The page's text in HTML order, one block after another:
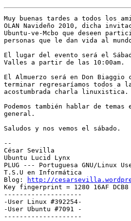
Muy buenas tardes a todos los
OLAN Navideño 2010, dicha
Ubuntu-ve-Mcbo que deseen
personas que le dan vida al
El lugar del evento será el
Valles a partir de las 10:00am.
El Almuerzo será en Don
terminar regresaríamos todos a
acostumbrada charla linuxistica.
Podemos también hablar de
general.
Saludos y nos vemos el sábado.
--
﻿César Sevilla
Ubuntu Lucid Lynx
PLUG --- Portuguesa GNU/Linux
T.S.U en Informática
Blog:
http://
Key fingerprint = 1280 16AF DCB8
--------------------
-User Linux #392254-
-User Ubuntu #7091 -
--------------------